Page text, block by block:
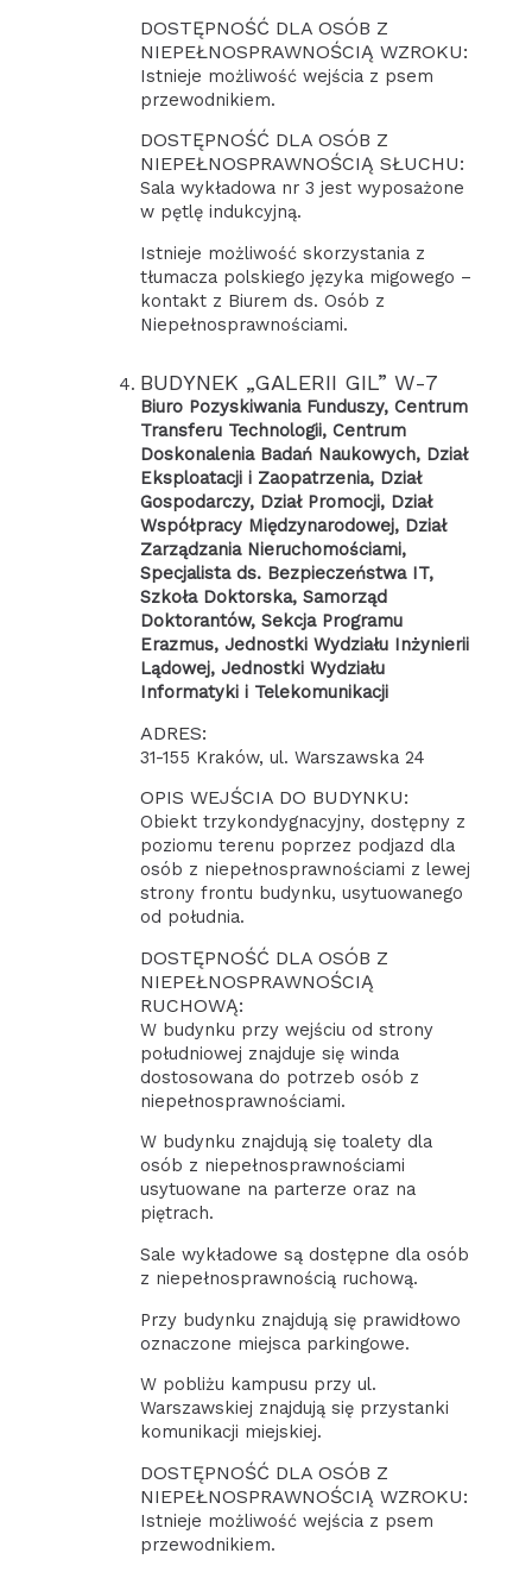
DOSTĘPNOŚĆ DLA OSÓB Z
NIEPEŁNOSPRAWNOŚCIĄ WZROKU:
Istnieje możliwość wejścia z psem
przewodnikiem.
DOSTĘPNOŚĆ DLA OSÓB Z
NIEPEŁNOSPRAWNOŚCIĄ SŁUCHU:
Sala wykładowa nr 3 jest wyposażone
w pętlę indukcyjną.
Istnieje możliwość skorzystania z
tłumacza polskiego języka migowego –
kontakt z Biurem ds. Osób z
Niepełnosprawnościami.
BUDYNEK „GALERII GIL” W-7
Biuro Pozyskiwania Funduszy, Centrum
Transferu Technologii, Centrum
Doskonalenia Badań Naukowych, Dział
Eksploatacji i Zaopatrzenia, Dział
Gospodarczy, Dział Promocji, Dział
Współpracy Międzynarodowej, Dział
Zarządzania Nieruchomościami,
Specjalista ds. Bezpieczeństwa IT,
Szkoła Doktorska, Samorząd
Doktorantów, Sekcja Programu
Erazmus, Jednostki Wydziału Inżynierii
Lądowej, Jednostki Wydziału
Informatyki i Telekomunikacji
ADRES:
31-155 Kraków, ul. Warszawska 24
OPIS WEJŚCIA DO BUDYNKU:
Obiekt trzykondygnacyjny, dostępny z
poziomu terenu poprzez podjazd dla
osób z niepełnosprawnościami z lewej
strony frontu budynku, usytuowanego
od południa.
DOSTĘPNOŚĆ DLA OSÓB Z
NIEPEŁNOSPRAWNOŚCIĄ
RUCHOWĄ:
W budynku przy wejściu od strony
południowej znajduje się winda
dostosowana do potrzeb osób z
niepełnosprawnościami.
W budynku znajdują się toalety dla
osób z niepełnosprawnościami
usytuowane na parterze oraz na
piętrach.
Sale wykładowe są dostępne dla osób
z niepełnosprawnością ruchową.
Przy budynku znajdują się prawidłowo
oznaczone miejsca parkingowe.
W pobliżu kampusu przy ul.
Warszawskiej znajdują się przystanki
komunikacji miejskiej.
DOSTĘPNOŚĆ DLA OSÓB Z
NIEPEŁNOSPRAWNOŚCIĄ WZROKU:
Istnieje możliwość wejścia z psem
przewodnikiem.